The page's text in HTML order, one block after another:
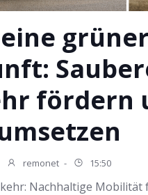
fördern
remonet - 15:50
Nachhaltige Mobilität